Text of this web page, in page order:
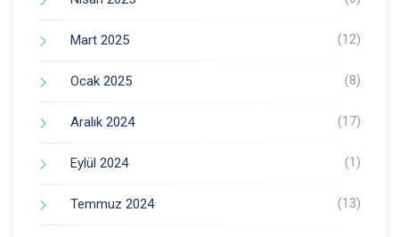
Mart 2025 (12)
Ocak 2025 (8)
Aralık 2024 (17)
Eylül 2024 (1)
Temmuz 2024 (13)